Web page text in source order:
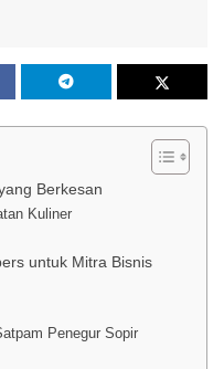
Berkesan
Kuliner
untuk Mitra Bisnis
Penegur Sopir